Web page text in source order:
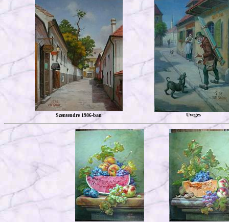
Szentendre 1986-ban Üveges